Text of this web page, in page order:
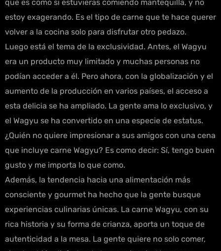
que es como si estuvieras comiendo mantequilla, y no
estoy exagerando. Es el tipo de carne que te hace querer
volver a la cocina solo para disfrutar otro pedazo.
Luego está el tema de la exclusividad. Antes, el Wagyu
era un producto muy limitado y muchas personas no
podían acceder a él. Pero ahora, con la globalización y el
aumento de la producción en varios países, el acceso a
esta delicia se ha ampliado. La gente ama lo exclusivo, y
el Wagyu se ha convertido en una especie de estatus.
¿Quién no quiere impresionar a sus amigos con una cena
que incluye carne Wagyu? Es como decir: Sí, tengo buen
gusto y me importa lo que como.
Además, la tendencia hacia una alimentación más
consciente y gourmet ha hecho que la gente busque
experiencias culinarias únicas. La carne Wagyu, con su
rica historia y su forma de crianza, aporta un toque de
autenticidad a la mesa. La gente quiere no solo comer,